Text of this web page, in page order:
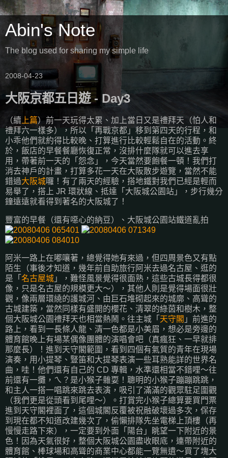
Abin's Note
The blog used for sharing my simple life
2008-04-23
大阪京都五日遊 - Day3
（續 上篇）前一天玩得太累、加上當日又是禮拜天（怕人和
禮拜六一樣多），所以「再戰京都」移到第四天的行程，和
小乖他們就約得比較晚、打算進行比較輕鬆自在的活動。終
於，飯店的早餐餐廳恢復正常，沒排什麼隊就可以進去享
用，帶著前一天的「怨念」，今天當然要飽餐一頓！我們打
消去神戶的計畫，打算多花一天在大阪散步遊覽，當然不能
錯過大阪城囉！有了兩天的經驗，搭地鐵對我們已經是輕而
易舉了，搭上 JR 環狀線、抵達「大阪城公園站」，步行幾分
鐘遠遠就看得到著名的大阪城了！
豐富的早餐（還有噁心的納豆）、大阪城公園站鐵道亂拍
阿米一路上在嘟嚷著，總覺得她有來過，但四周景色又有點
陌生（事後才知道，幾年前自助旅行阿米去過名古屋、逛的
是「 名古屋城 」，難怪風景覺得很面熟，這些古城長得都很
像，只是名古屋的規模更大～），其他人則是覺得場面很壯
觀，像兩層環繞的護城河、由巨石堆砌起來的城廓、高聳的
古城建築，當然同樣有盛開的櫻花、清翠的綠茵和樹木，整
個大阪城公園禮拜天也相當熱鬧。往主城「 天守閣 」前進的
路上，看到一長條人龍、清一色都是小美眉，想必是旁邊的
體育館晚上有場某偶像團體的演唱會吧（真瘋狂、一早就排
那麼長）！進到天守閣範圍，看到四個有氣質的青年在現場
演奏，用小提琴、豎笛和大提琴表演一些耳熟能詳的世界名
曲，哇！他們還有自己的 CD 專輯，水準還相當不錯哩～往
前還有一攤，ㄟ？是小猴子雜耍！聰明的小猴子蹦蹦跳跳，
和主人一搭一唱跳來跳去表演，吸引了滿滿的觀眾駐足圍觀
（我們更是從頭看到尾哩～）。打賞完小猴子總算要買門票
進到天守閣裡面了，這個城閣反覆被祝融破壞過多次，保存
到現在都不知道改建幾次了，偷懶排隊先坐電梯上頂樓（再
慢慢走路下來），一定要到外面「陽台」眺望一下附近的景
色！因為天氣很好，整個大阪城公園盡收眼底，連帶附近的
體育館、棒球場和高聳的商業中心都能一覽無遺～買了塊大